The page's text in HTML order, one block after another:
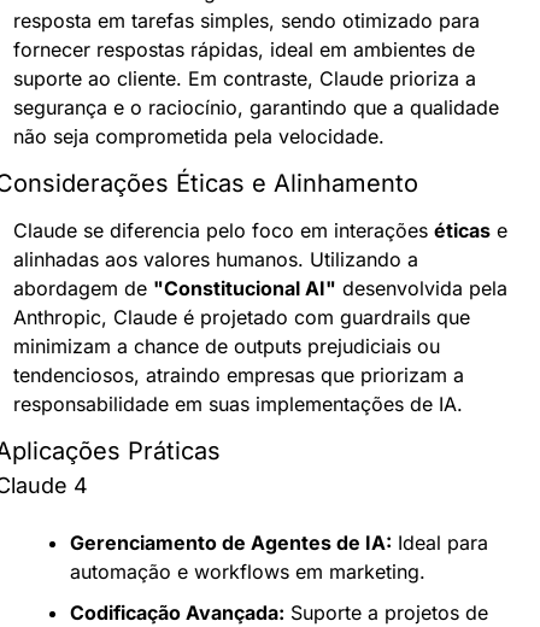
resposta em tarefas simples, sendo otimizado para
fornecer respostas rápidas, ideal em ambientes de
suporte ao cliente. Em contraste, Claude prioriza a
segurança e o raciocínio, garantindo que a qualidade
não seja comprometida pela velocidade.
Éticas e Alinhamento
Claude se diferencia pelo foco em interações éticas e
alinhadas aos valores humanos. Utilizando a
abordagem de "Constitucional AI" desenvolvida pela
Anthropic, Claude é projetado com guardrails que
minimizam a chance de outputs prejudiciais ou
tendenciosos, atraindo empresas que priorizam a
responsabilidade em suas implementações de IA.
Práticas
4
Gerenciamento de Agentes de IA: Ideal para
automação e workflows em marketing.
Codificação Avançada: Suporte a projetos de